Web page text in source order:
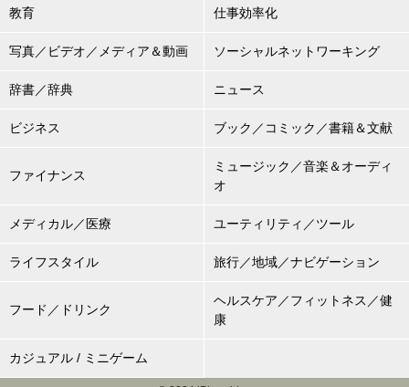
教育 仕事効率化
写真／ビデオ／メディア＆動画 ソーシャルネットワーキング
辞書／辞典 ニュース
ビジネス ブック／コミック／書籍＆文献
ファイナンス
ミュージック／音楽＆オーディ
オ
メディカル／医療 ユーティリティ／ツール
ライフスタイル 旅行／地域／ナビゲーション
フード／ドリンク
ヘルスケア／フィットネス／健
康
カジュアル / ミニゲーム